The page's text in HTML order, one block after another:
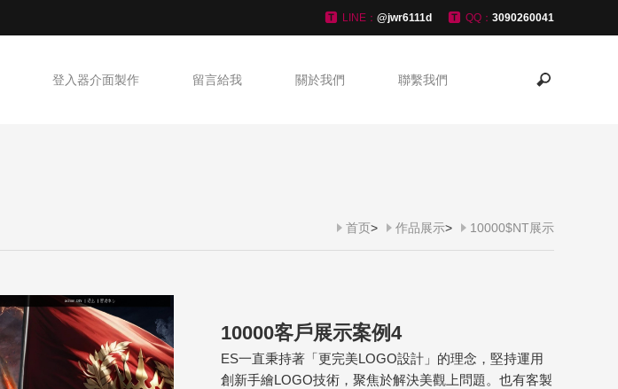
LINE： @jwr6111d QQ： 3090260041
登入器介面製作 留言給我 關於我們 聯繫我們
首页> 作品展示> 10000$NT展示
10000客戶展示案例4
ES一直秉持著「更完美LOGO設計」的理念，堅持運用
創新手繪LOGO技術，聚焦於解決美觀上問題。也有客製